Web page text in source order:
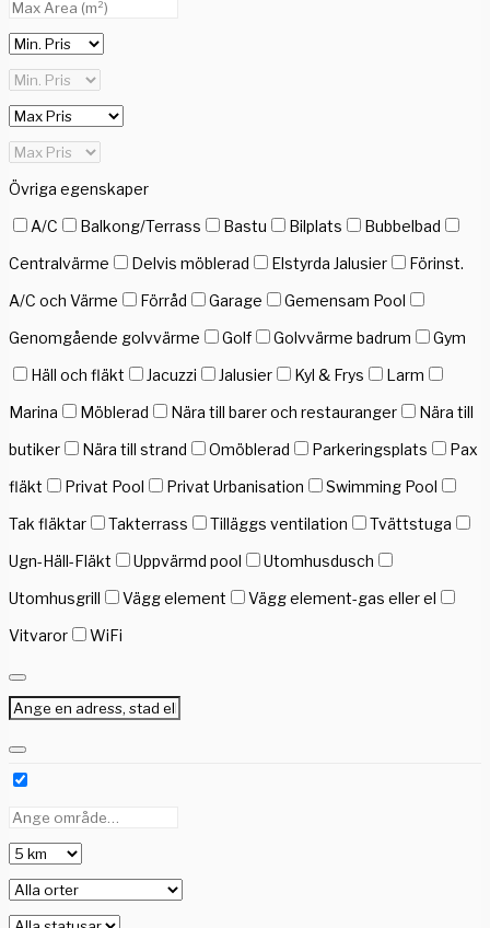
Övriga egenskaper
A/C
Balkong/Terrass Bastu Bilplats
Bubbelbad
Centralvärme
Delvis möblerad Elstyrda Jalusier
Förinst.
A/C och Värme
Förråd Garage
Gemensam Pool
Genomgående golvvärme
Golf Golvvärme badrum
Gym
Häll och fläkt
Jacuzzi Jalusier Kyl & Frys
Larm
Marina
Möblerad Nära till barer och restauranger
Nära till
butiker
Nära till strand Omöblerad Parkeringsplats
Pax
fläkt
Privat Pool Privat Urbanisation
Swimming Pool
Tak fläktar
Takterrass Tilläggs ventilation
Tvättstuga
Ugn-Häll-Fläkt
Uppvärmd pool
Utomhusdusch
Utomhusgrill
Vägg element
Vägg element-gas eller el
Vitvaror
WiFi